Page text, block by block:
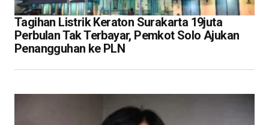
Tagihan Listrik Keraton Surakarta 19juta
Perbulan Tak Terbayar, Pemkot Solo Ajukan
Penangguhan ke PLN